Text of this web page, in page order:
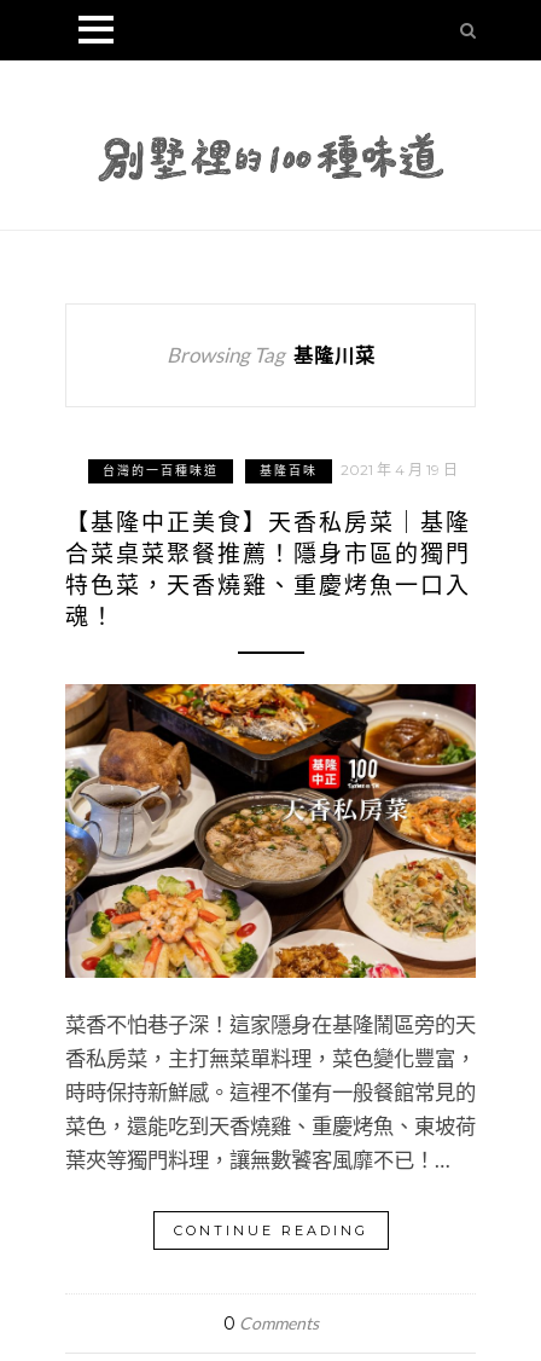
Browsing Tag 基隆川菜
台灣的一百種味道 基隆百味 2021 年 4 月 19 日
【基隆中正美食】天香私房菜｜基隆
合菜桌菜聚餐推薦！隱身市區的獨門
特色菜，天香燒雞、重慶烤魚一口入
魂！
菜香不怕巷子深！這家隱身在基隆鬧區旁的天
香私房菜，主打無菜單料理，菜色變化豐富，
時時保持新鮮感。這裡不僅有一般餐館常見的
菜色，還能吃到天香燒雞、重慶烤魚、東坡荷
葉夾等獨門料理，讓無數饕客風靡不已！…
CONTINUE READING
0 Comments